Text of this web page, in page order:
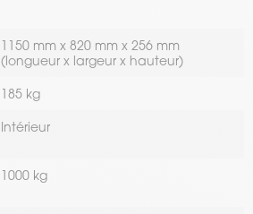
1150 mm x 820 mm x 256 mm
(longueur x largeur x hauteur)
185 kg
Intérieur
1000 kg